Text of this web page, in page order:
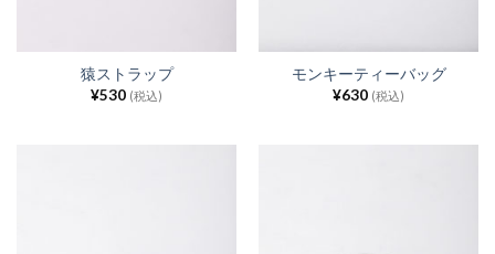
猿ストラップ
¥530 (税込)
モンキーティーバッグ
¥630 (税込)